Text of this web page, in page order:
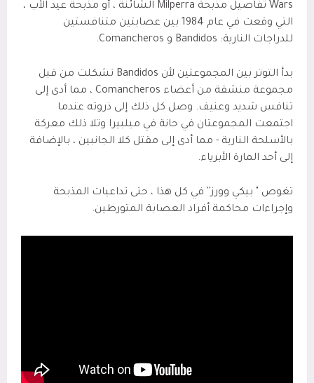
Wars تفاصيل مذبحة Milperra الشائنة ، أو مذبحة عيد الأب ،
التي وقعت في عام 1984 بين عصابتين متنافستين
للدراجات النارية: Bandidos و Comancheros.
بدأ التوتر بين المجموعتين لأن Bandidos تشكلت من قبل
مجموعة منشقة من أعضاء Comancheros ، مما أدى إلى
تنافس شديد وعنيف. وصل كل ذلك إلى ذروته عندما
اجتمعت المجموعتان في حانة في ميلبيرا وتلا ذلك معركة
بالأسلحة النارية - مما أدى إلى مقتل كلا الجانبين ، بالإضافة
إلى أحد المارة الأبرياء.
تغوص " بيكي وورز'' في كل هذا ، حتى تداعيات المذبحة
وإجراءات محاكمة أفراد العصابة المتورطين.